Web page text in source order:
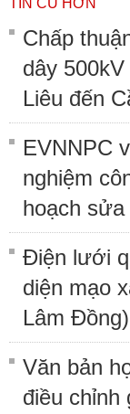
TIN CŨ HƠN
Chấp
dây
Liêu đến
EVNNPC
nghiệm
hoạch
Điện lưới
diện mạo
Lâm Đồng)
Văn bản
điều chỉnh